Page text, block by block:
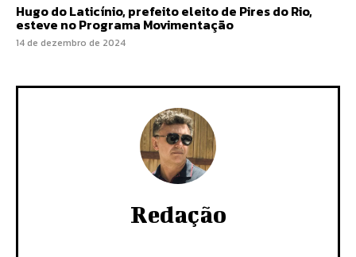
Hugo do Laticínio, prefeito eleito de Pires do Rio,
esteve no Programa Movimentação
14 de dezembro de 2024
Redação